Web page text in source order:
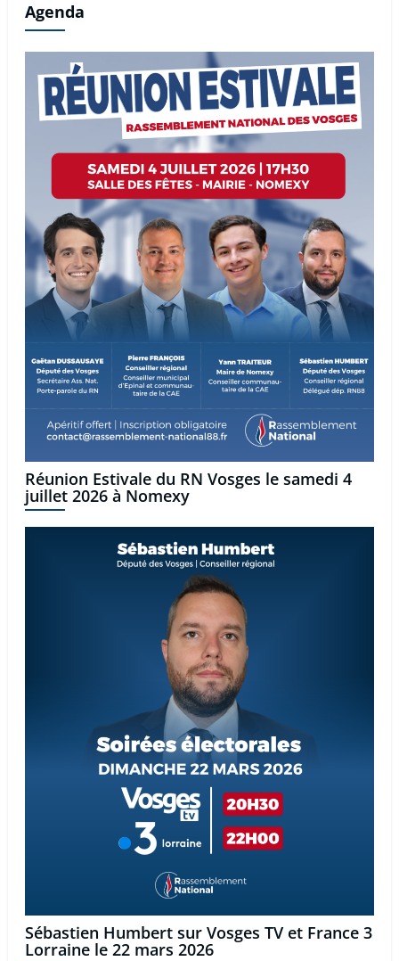
Agenda
Réunion Estivale du RN Vosges le samedi 4
juillet 2026 à Nomexy
Sébastien Humbert sur Vosges TV et France 3
Lorraine le 22 mars 2026